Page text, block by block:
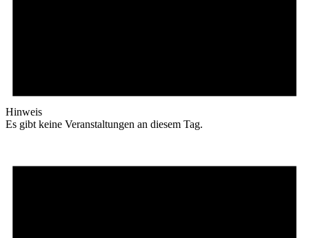
Hinweis
Es gibt keine Veranstaltungen an diesem Tag.